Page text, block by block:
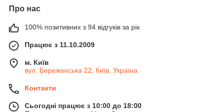
Про нас
100% позитивних з 94 відгуків за рік
Працює з 11.10.2009
м. Київ
вул. Бережанська 22, Київ, Україна
Контакти
Сьогодні працює з 10:00 до 18:00